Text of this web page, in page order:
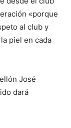
«porque
al club y
piel en cada
José
dará